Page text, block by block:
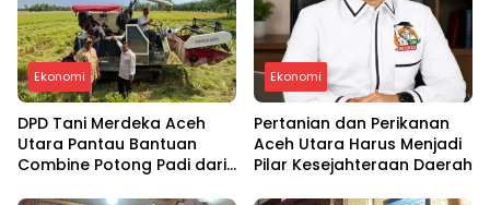
Ekonomi
DPD Tani Merdeka Aceh
Utara Pantau Bantuan
Combine Potong Padi dari
Ekonomi
Pertanian dan Perikanan
Aceh Utara Harus Menjadi
Pilar Kesejahteraan Daerah